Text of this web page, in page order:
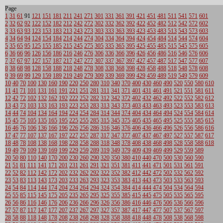
Page
1 31 61 91 121 151 181 211 241 271 301 331 361 391 421 451 481 511 541 571 601
2 32 62 92 122 152 182 212 242 272 302 332 362 392 422 452 482 512 542 572 602
3 33 63 93 123 153 183 213 243 273 303 333 363 393 423 453 483 513 543 573 603
4 34 64 94 124 154 184 214 244 274 304 334 364 394 424 454 484 514 544 574 604
5 35 65 95 125 155 185 215 245 275 305 335 365 395 425 455 485 515 545 575 605
6 36 66 96 126 156 186 216 246 276 306 336 366 396 426 456 486 516 546 576 606
7 37 67 97 127 157 187 217 247 277 307 337 367 397 427 457 487 517 547 577 607
8 38 68 98 128 158 188 218 248 278 308 338 368 398 428 458 488 518 548 578 608
9 39 69 99 129 159 189 219 249 279 309 339 369 399 429 459 489 519 549 579 609
10 40 70 100 130 160 190 220 250 280 310 340 370 400 430 460 490 520 550 580 610
11 41 71 101 131 161 191 221 251 281 311 341 371 401 431 461 491 521 551 581 611
12 42 72 102 132 162 192 222 252 282 312 342 372 402 432 462 492 522 552 582 612
13 43 73 103 133 163 193 223 253 283 313 343 373 403 433 463 493 523 553 583 613
14 44 74 104 134 164 194 224 254 284 314 344 374 404 434 464 494 524 554 584 614
15 45 75 105 135 165 195 225 255 285 315 345 375 405 435 465 495 525 555 585 615
16 46 76 106 136 166 196 226 256 286 316 346 376 406 436 466 496 526 556 586 616
17 47 77 107 137 167 197 227 257 287 317 347 377 407 437 467 497 527 557 587 617
18 48 78 108 138 168 198 228 258 288 318 348 378 408 438 468 498 528 558 588 618
19 49 79 109 139 169 199 229 259 289 319 349 379 409 439 469 499 529 559 589
20 50 80 110 140 170 200 230 260 290 320 350 380 410 440 470 500 530 560 590
21 51 81 111 141 171 201 231 261 291 321 351 381 411 441 471 501 531 561 591
22 52 82 112 142 172 202 232 262 292 322 352 382 412 442 472 502 532 562 592
23 53 83 113 143 173 203 233 263 293 323 353 383 413 443 473 503 533 563 593
24 54 84 114 144 174 204 234 264 294 324 354 384 414 444 474 504 534 564 594
25 55 85 115 145 175 205 235 265 295 325 355 385 415 445 475 505 535 565 595
26 56 86 116 146 176 206 236 266 296 326 356 386 416 446 476 506 536 566 596
27 57 87 117 147 177 207 237 267 297 327 357 387 417 447 477 507 537 567 597
28 58 88 118 148 178 208 238 268 298 328 358 388 418 448 478 508 538 568 598